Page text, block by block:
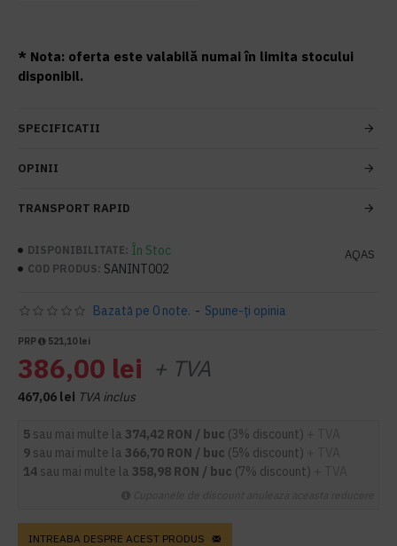
* Nota: oferta este valabilă numai în limita stocului
disponibil.
SPECIFICATII
OPINII
TRANSPORT RAPID
DISPONIBILITATE: În Stoc
COD PRODUS: SANINT002
AQAS
Bazată pe 0 note. - Spune-ţi opinia
PRP 521,10 lei
386,00 lei + TVA
467,06 lei TVA inclus
5 sau mai multe la 374,42 RON / buc (3% discount)
9 sau mai multe la 366,70 RON / buc (5% discount)
14 sau mai multe la 358,98 RON / buc (7% discount)
INTREABA DESPRE ACEST PRODUS